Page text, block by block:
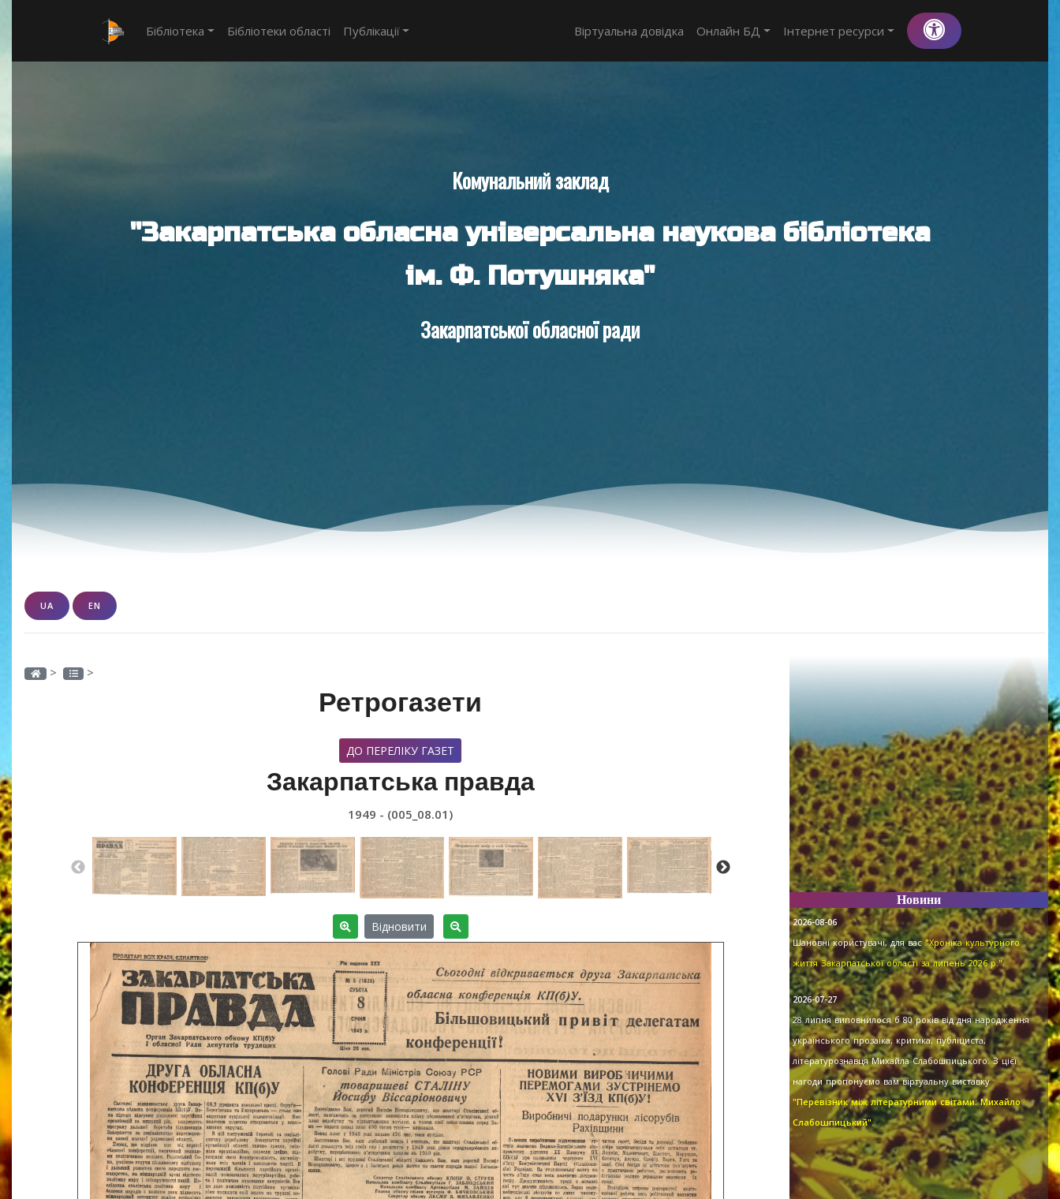
Бібліотека Бібліотеки області Публікації Віртуальна довідка Онлайн БД Інтернет ресурси
Комунальний заклад
"Закарпатська обласна універсальна наукова бібліотека
ім. Ф. Потушняка"
Закарпатської обласної ради
UA EN
> >
Ретрогазети
ДО ПЕРЕЛІКУ ГАЗЕТ
Закарпатська правда
1949 - (005_08.01)
Відновити
Новини
2026-08-06
Шановні користувачі, для вас "Хроніка культурного
життя Закарпатської області за липень 2026 р.".
2026-07-27
28 липня виповнилося б 80 років від дня народження
українського прозаїка, критика, публіциста,
літературознавця Михайла Слабошпицького. З цієї
нагоди пропонуємо вам віртуальну виставку
"Перевізник між літературними світами: Михайло
Слабошпицький".